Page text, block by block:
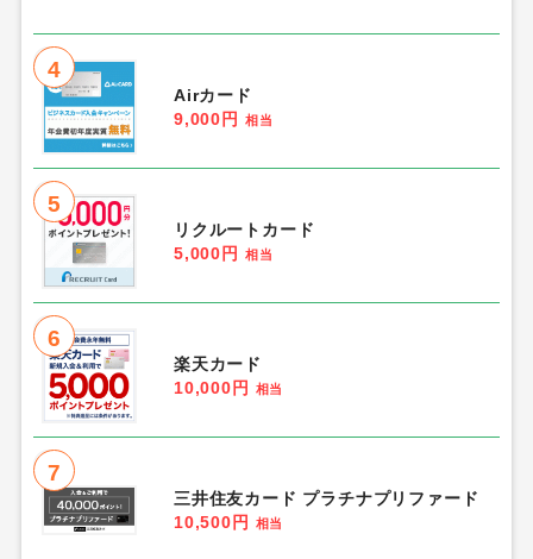
4
Airカード
9,000円
相当
5
リクルートカード
5,000円
相当
6
楽天カード
10,000円
相当
7
三井住友カード プラチナプリファード
10,500円
相当